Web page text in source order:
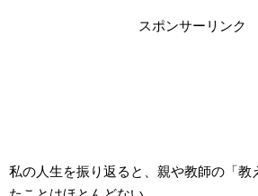
スポンサーリンク
私の人生を振り返ると、親や教師の「教